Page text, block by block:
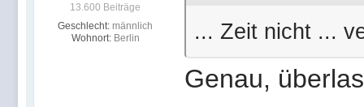
13.600 Beiträge
Geschlecht: männlich
Wohnort: Berlin
... Zeit nicht ...
Genau,